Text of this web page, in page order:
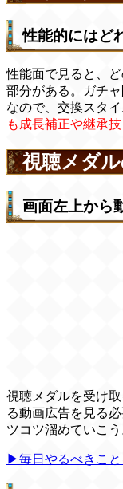
性能的にはど
性能面で見ると、
部分がある。ガチ
なので、交換スタ
も成長補正や継承
視聴メダ
画面左上から
視聴メダルを受け
る動画広告を見る
ツコツ溜めていこう
▶毎日やるべきこと